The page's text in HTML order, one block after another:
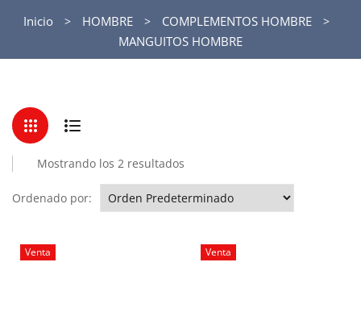
Inicio HOMBRE
COMPLEMENTOS HOMBRE
MANGUITOS HOMBRE
Mostrando los 2 resultados
Ordenado por:
Venta Venta